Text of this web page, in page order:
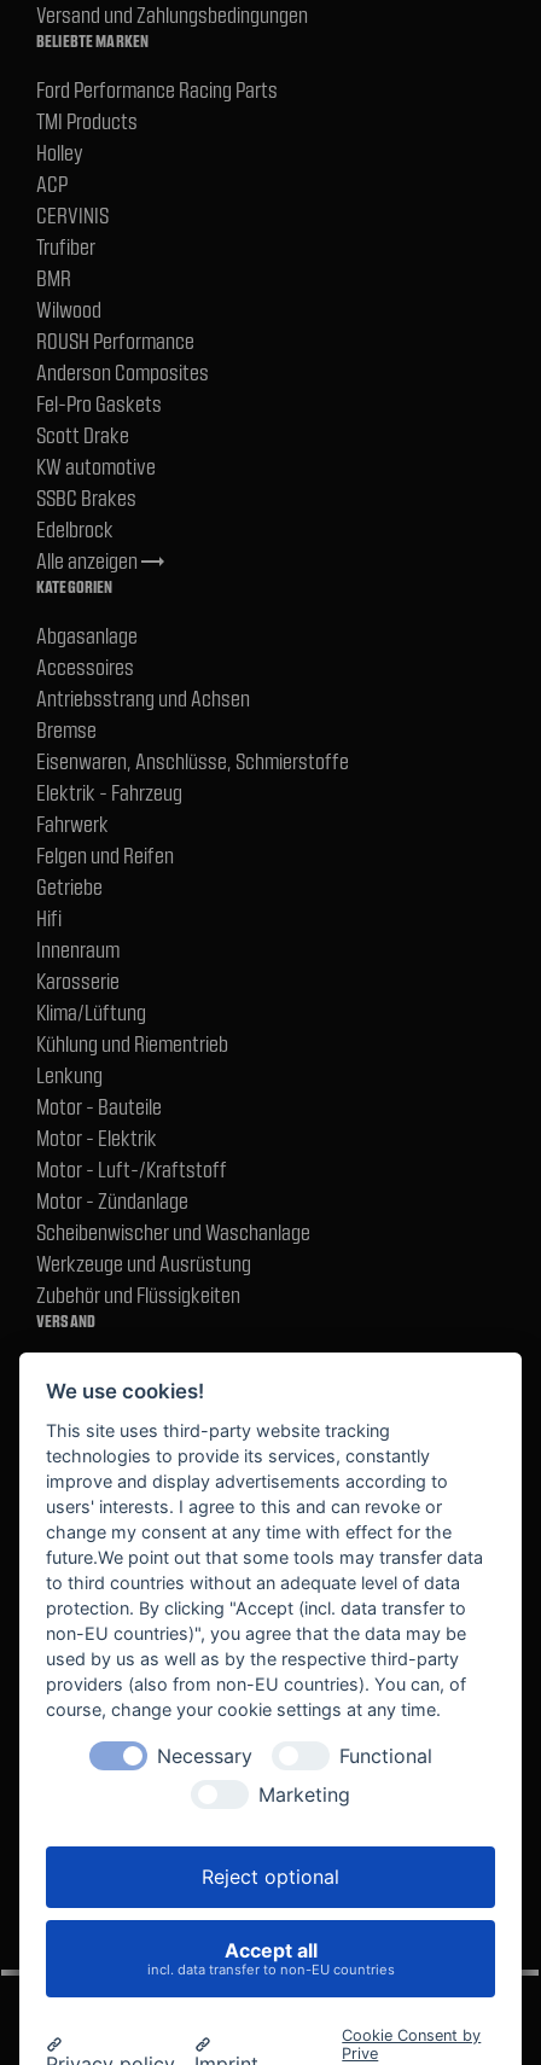
Versand und Zahlungsbedingungen
BELIEBTE MARKEN
Ford Performance Racing Parts
TMI Products
Holley
ACP
CERVINIS
Trufiber
BMR
Wilwood
ROUSH Performance
Anderson Composites
Fel-Pro Gaskets
Scott Drake
KW automotive
SSBC Brakes
Edelbrock
Alle anzeigentrending_flat
KATEGORIEN
Abgasanlage
Accessoires
Antriebsstrang und Achsen
Bremse
Eisenwaren, Anschlüsse, Schmierstoffe
Elektrik - Fahrzeug
Fahrwerk
Felgen und Reifen
Getriebe
Hifi
Innenraum
Karosserie
Klima/Lüftung
Kühlung und Riementrieb
Lenkung
Motor - Bauteile
Motor - Elektrik
Motor - Luft-/Kraftstoff
Motor - Zündanlage
Scheibenwischer und Waschanlage
Werkzeuge und Ausrüstung
Zubehör und Flüssigkeiten
VERSAND
BEKANNT AUS
VELOCITY AUTOMOTIVE
We use cookies!
This site uses third-party website tracking
technologies to provide its services, constantly
improve and display advertisements according to
users' interests. I agree to this and can revoke or
change my consent at any time with effect for the
future.We point out that some tools may transfer data
to third countries without an adequate level of data
protection. By clicking "Accept (incl. data transfer to
non-EU countries)", you agree that the data may be
used by us as well as by the respective third-party
providers (also from non-EU countries). You can, of
course, change your cookie settings at any time.
Necessary
Functional
Marketing
Reject optional
Accept all
incl. data transfer to non-EU countries
Cookie Consent by
Prive